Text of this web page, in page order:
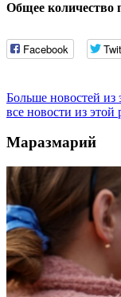
Общее количество
Facebook
Больше новостей из
все новости из этой
Маразмарий